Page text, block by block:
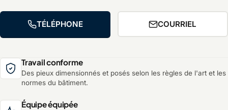
TÉLÉPHONE COURRIEL
Travail conforme
Des pieux dimensionnés et posés selon les règles de l'art et les
normes du bâtiment.
Équipe équipée